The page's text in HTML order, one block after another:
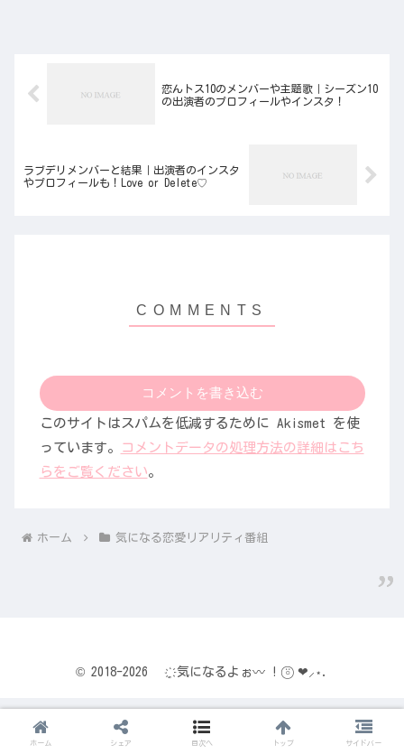
恋んトス10のメンバーや主題歌｜シーズン10
の出演者のプロフィールやインスタ！
ラブデリメンバーと結果｜出演者のインスタ
やプロフィールも！Love or Delete♡
コメントを書き込む
このサイトはスパムを低減するために Akismet を使
っています。
コメントデータの処理方法の詳細はこち
らをご覧ください。
ホーム 気になる恋愛リアリティ番組
© 2018-2026 ҉ฺ 気になるよぉ〰 ! ⍤⃝ ❤︎⸝⋆.
ホーム シェア 目次へ トップ サイドバー